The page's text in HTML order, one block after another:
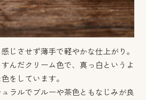
じさせず薄手で軽やかな仕上がり。
んだクリーム色で、真っ白というよ
をしています。
ラルでブルーや茶色ともなじみが良